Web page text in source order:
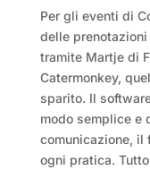
Per gli eventi di
delle prenotazioni
tramite Martje di
Catermonkey,
sparito. Il
modo semplice e
comunicazione,
ogni pratica.